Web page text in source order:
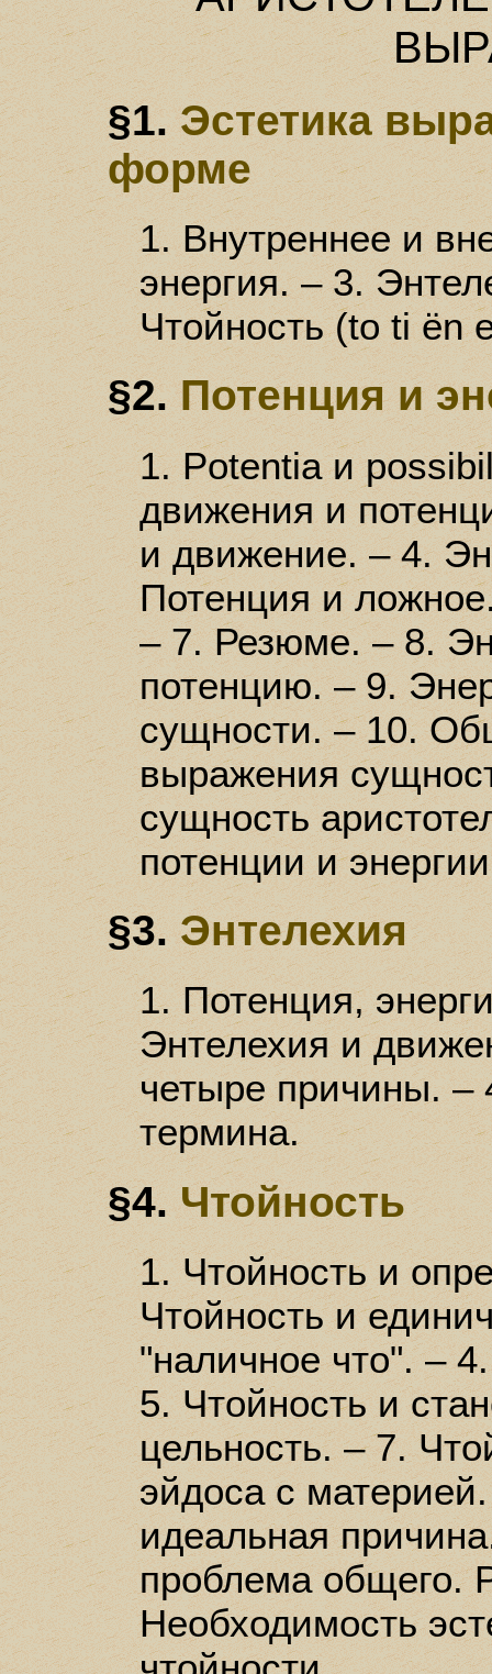
§1. Эстетика
форме
1. Внутреннее и
энергия. – 3.
Чтойность (to ti ёn
§2. Потенция и
1. Potentia и
движения и
и движение. – 4.
Потенция и
– 7. Резюме. – 8.
потенцию. – 9.
сущности. – 10.
выражения
сущность
потенции и
§3. Энтелехия
1. Потенция,
Энтелехия и
четыре причины. –
термина.
§4. Чтойность
1. Чтойность и
Чтойность и
"наличное что". –
5. Чтойность и
цельность. – 7.
эйдоса с
идеальная
проблема общего.
Необходимость